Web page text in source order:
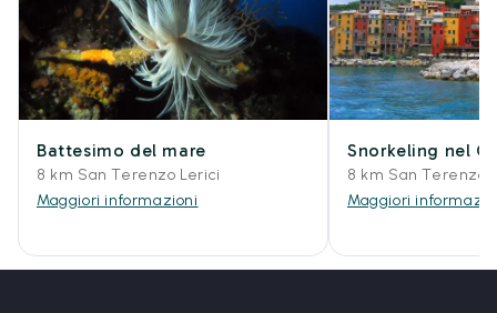
Battesimo del mare
8 km San Terenzo Lerici
Maggiori informazioni
Snorkeling nel
8 km San Terenzo
Maggiori